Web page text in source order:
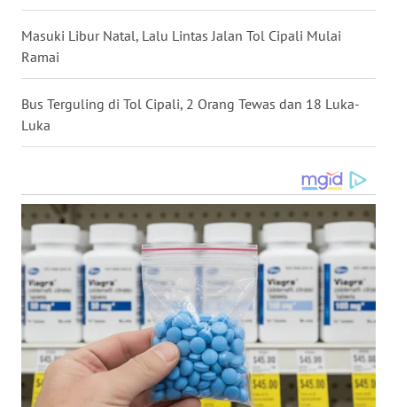
Masuki Libur Natal, Lalu Lintas Jalan Tol Cipali Mulai
Ramai
Bus Terguling di Tol Cipali, 2 Orang Tewas dan 18 Luka-
Luka
WN
KALTARA
WN
WN
SULSEL
WN
GORONTALO
SULUT